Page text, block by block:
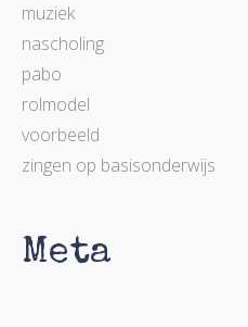
muziek
nascholing
pabo
rolmodel
voorbeeld
zingen op basisonderwijs
Meta